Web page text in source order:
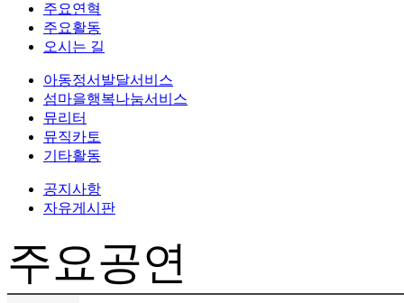
주요연혁
주요활동
오시는 길
아동정서발달서비스
섬마을행복나눔서비스
뮤리터
뮤직카토
기타활동
공지사항
자유게시판
주요공연